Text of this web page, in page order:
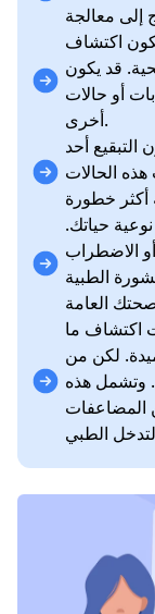
اكتشاف
قد يكون
أو حالات
أخرى.
التبقيع أحد
الحالات
حياتك.
الاضطراب
الطبية
اكتشاف ما
لكن من
وتشمل هذه
المضاعفات